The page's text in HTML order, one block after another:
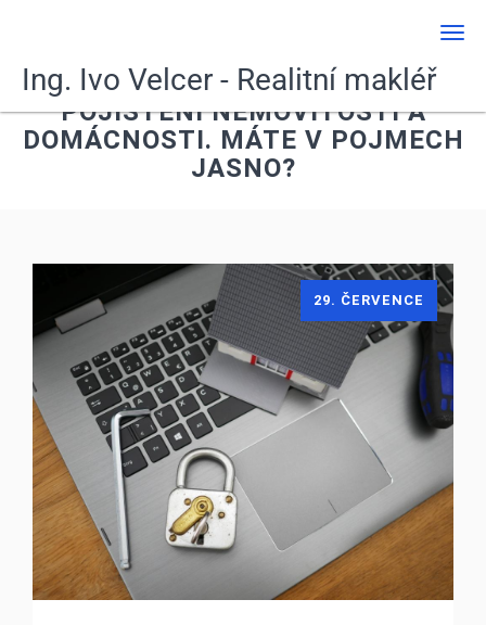
Ing. Ivo Velcer - Realitní makléř
POJIŠTĚNÍ NEMOVITOSTI A
DOMÁCNOSTI. MÁTE V POJMECH
JASNO?
29. ČERVENCE